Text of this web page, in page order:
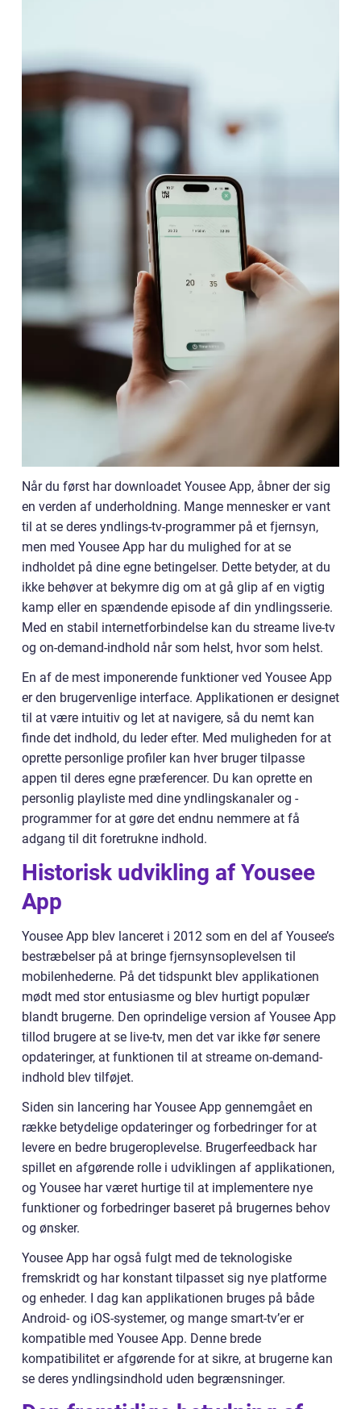
Når du først har downloadet Yousee App, åbner der sig
en verden af underholdning. Mange mennesker er vant
til at se deres yndlings-tv-programmer på et fjernsyn,
men med Yousee App har du mulighed for at se
indholdet på dine egne betingelser. Dette betyder, at du
ikke behøver at bekymre dig om at gå glip af en vigtig
kamp eller en spændende episode af din yndlingsserie.
Med en stabil internetforbindelse kan du streame live-tv
og on-demand-indhold når som helst, hvor som helst.
En af de mest imponerende funktioner ved Yousee App
er den brugervenlige interface. Applikationen er designet
til at være intuitiv og let at navigere, så du nemt kan
finde det indhold, du leder efter. Med muligheden for at
oprette personlige profiler kan hver bruger tilpasse
appen til deres egne præferencer. Du kan oprette en
personlig playliste med dine yndlingskanaler og -
programmer for at gøre det endnu nemmere at få
adgang til dit foretrukne indhold.
Historisk udvikling af Yousee
App
Yousee App blev lanceret i 2012 som en del af Yousee’s
bestræbelser på at bringe fjernsynsoplevelsen til
mobilenhederne. På det tidspunkt blev applikationen
mødt med stor entusiasme og blev hurtigt populær
blandt brugerne. Den oprindelige version af Yousee App
tillod brugere at se live-tv, men det var ikke før senere
opdateringer, at funktionen til at streame on-demand-
indhold blev tilføjet.
Siden sin lancering har Yousee App gennemgået en
række betydelige opdateringer og forbedringer for at
levere en bedre brugeroplevelse. Brugerfeedback har
spillet en afgørende rolle i udviklingen af applikationen,
og Yousee har været hurtige til at implementere nye
funktioner og forbedringer baseret på brugernes behov
og ønsker.
Yousee App har også fulgt med de teknologiske
fremskridt og har konstant tilpasset sig nye platforme
og enheder. I dag kan applikationen bruges på både
Android- og iOS-systemer, og mange smart-tv’er er
kompatible med Yousee App. Denne brede
kompatibilitet er afgørende for at sikre, at brugerne kan
se deres yndlingsindhold uden begrænsninger.